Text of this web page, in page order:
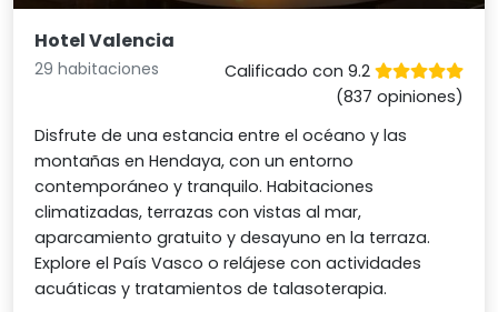
Hotel Valencia
29 habitaciones
Calificado con 9.2
(837 opiniones)
Disfrute de una estancia entre el océano y las
montañas en Hendaya, con un entorno
contemporáneo y tranquilo. Habitaciones
climatizadas, terrazas con vistas al mar,
aparcamiento gratuito y desayuno en la terraza.
Explore el País Vasco o relájese con actividades
acuáticas y tratamientos de talasoterapia.